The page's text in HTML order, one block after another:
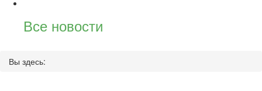
Все новости
Вы здесь: